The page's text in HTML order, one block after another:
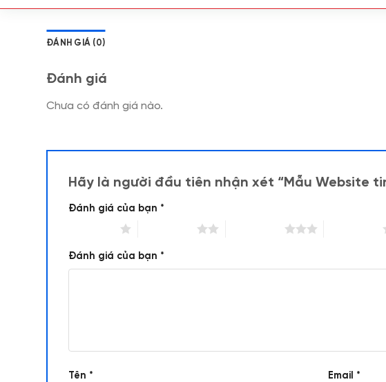
ĐÁNH GIÁ (0)
Đánh giá
Chưa có đánh giá nào.
Hãy là người đầu tiên nhận xét “Mẫu Website
Đánh giá của bạn *
Đánh giá của bạn *
Tên * Email *